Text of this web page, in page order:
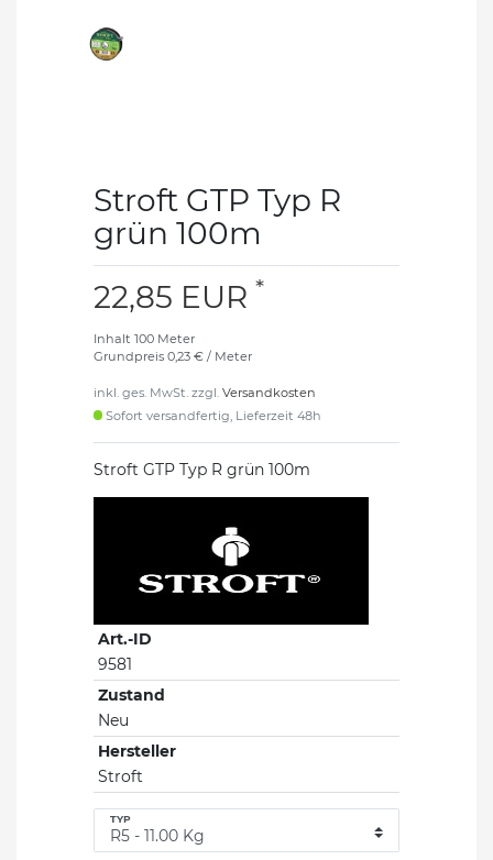
Stroft GTP Typ R
grün 100m
22,85 EUR *
Inhalt 100 Meter
Grundpreis 0,23 € / Meter
inkl. ges. MwSt. zzgl. Versandkosten
Sofort versandfertig, Lieferzeit 48h
Stroft GTP Typ R grün 100m
Art.-ID
9581
Zustand
Neu
Hersteller
Stroft
TYP